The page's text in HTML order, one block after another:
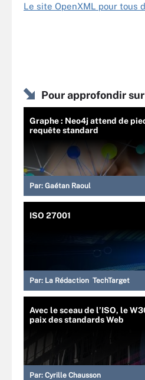
Le site OpenXML pour tous
Pour approfondir
Graphe : Neo4j attend de
requête standard
Par: Gaétan Raoul
ISO 27001
Par: La Rédaction TechTarget
Avec le sceau de l’ISO, le
paix des standards Web
Par: Cyrille Chausson